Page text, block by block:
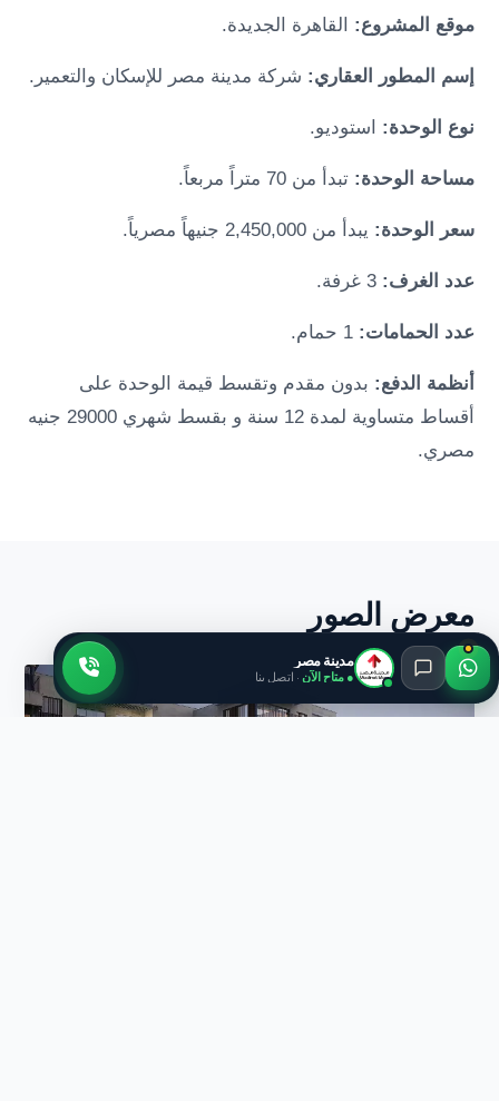
موقع المشروع: القاهرة الجديدة.
إسم المطور العقاري: شركة مدينة مصر للإسكان والتعمير.
نوع الوحدة: استوديو.
مساحة الوحدة:تبدأ من 70 متراً مربعاً.
سعر الوحدة: يبدأ من 2,450,000 جنيهاً مصرياً.
عدد الغرف: 3 غرفة.
عدد الحمامات: 1 حمام.
أنظمة الدفع: بدون مقدم وتقسط قيمة الوحدة على
أقساط متساوية لمدة 12 سنة و بقسط شهري 29000 جنيه
مصري.
معرض الصور
مدينة مصر
● متاح الآن · اتصل بنا